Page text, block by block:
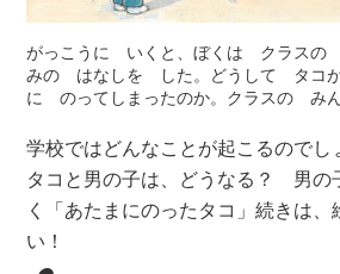
がっこうに いくと、ぼくは クラス
みの はなしを した。どうして タコ
に のってしまったのか。クラスの み
学校ではどんなことが起こるので
タコと男の子は、どうなる？ 男の
く「あたまにのったタコ」続きは、
い！